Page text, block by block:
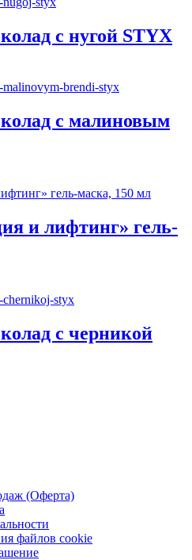
с нугой STYX
с малиновым
и лифтинг» гель-
с черникой
(Оферта)
файлов cookie